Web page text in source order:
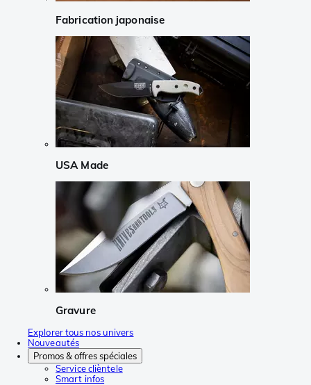
Fabrication japonaise
USA Made
Gravure
Explorer tous nos univers
Nouveautés
Promos & offres spéciales
Service clièntele
Smart infos